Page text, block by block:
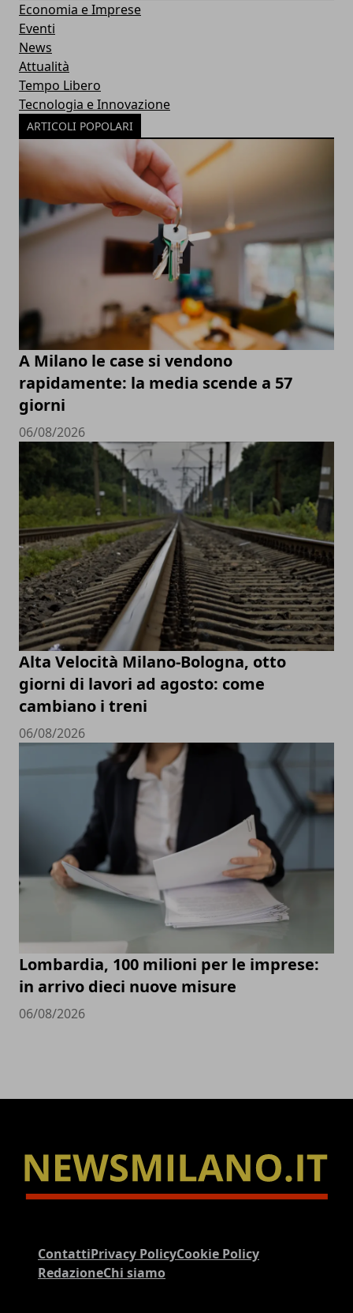
Economia e Imprese
Eventi
News
Attualità
Tempo Libero
Tecnologia e Innovazione
ARTICOLI POPOLARI
A Milano le case si vendono
rapidamente: la media scende a 57
giorni
06/08/2026
Alta Velocità Milano-Bologna, otto
giorni di lavori ad agosto: come
cambiano i treni
06/08/2026
Lombardia, 100 milioni per le imprese:
in arrivo dieci nuove misure
06/08/2026
ContattiPrivacy PolicyCookie Policy
RedazioneChi siamo